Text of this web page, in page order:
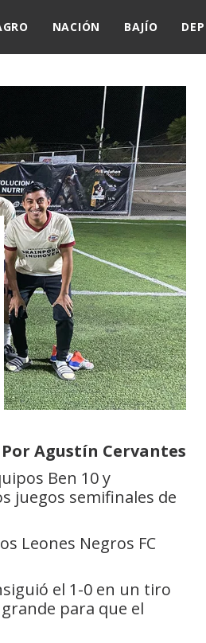
NACIÓN BAJÍO
Por Agustín Cervantes
Ben 10 y
juegos semifinales de
Leones Negros FC
el 1-0 en un tiro
para que el